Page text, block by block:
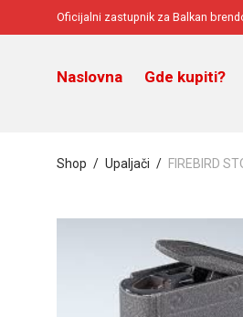
Oficijalni zastupnik za Balkan
Naslovna Gde kupiti?
Shop / Upaljači / FIREBIRD